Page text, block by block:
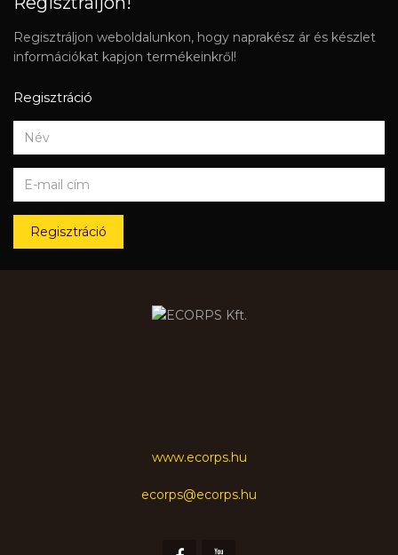
Regisztráljon weboldalunkon, hogy naprakész ár és készlet
információkat kapjon termékeinkről!
Regisztráció
Regisztráció
www.ecorps.hu
ecorps@ecorps.hu